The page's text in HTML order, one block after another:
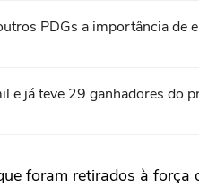
PDGs a importância de
e já teve 29 ganhadores do
foram retirados à